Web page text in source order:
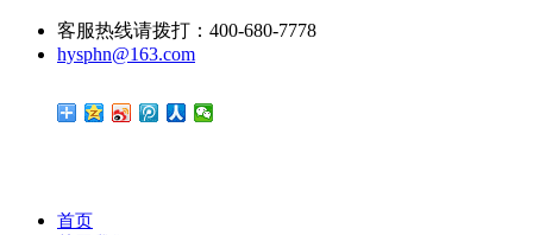
客服热线请拨打：400-680-7778
hysphn@163.com
首页